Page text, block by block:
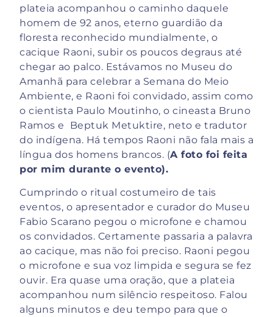
plateia acompanhou o caminho daquele
homem de 92 anos, eterno guardião da
floresta reconhecido mundialmente, o
cacique Raoni, subir os poucos degraus até
chegar ao palco. Estávamos no Museu do
Amanhã para celebrar a Semana do Meio
Ambiente, e Raoni foi convidado, assim como
o cientista Paulo Moutinho, o cineasta Bruno
Ramos e Beptuk Metuktire, neto e tradutor
do indígena. Há tempos Raoni não fala mais a
língua dos homens brancos. (A foto foi feita
por mim durante o evento).
Cumprindo o ritual costumeiro de tais
eventos, o apresentador e curador do Museu
Fabio Scarano pegou o microfone e chamou
os convidados. Certamente passaria a palavra
ao cacique, mas não foi preciso. Raoni pegou
o microfone e sua voz limpida e segura se fez
ouvir. Era quase uma oração, que a plateia
acompanhou num silêncio respeitoso. Falou
alguns minutos e deu tempo para que o